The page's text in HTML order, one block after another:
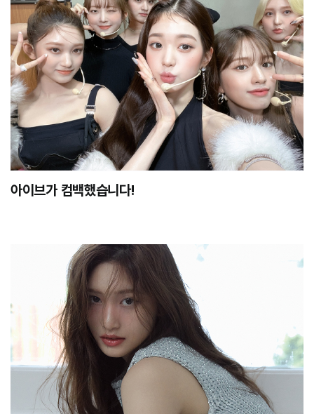
아이브가 컴백했습니다!